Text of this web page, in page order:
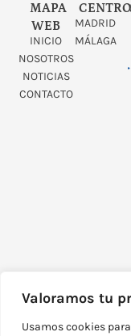
Valoramos tu
Usamos cookies
MAPA
WEB
INICIO
NOSOTROS
NOTICIAS
CONTACTO
MADRID
MÁLAGA